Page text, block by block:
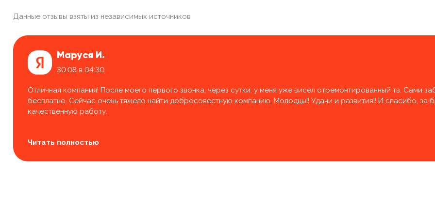
Данные отзывы взяты из независимых источников
Маруся И.
30.08 в 04:30
Отличная компания! После моего первого звонка, через сутки, у меня уже висел отремонтированный тв. Сами
бесплатно. Сейчас очень тяжело найти добросовестную компанию. Молодцы!! Удачи и развития!! И спасибо, за
качественную работу.
Читать полностью